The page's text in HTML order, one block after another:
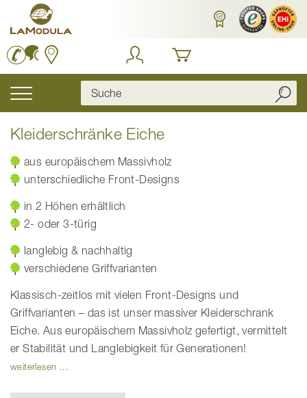
Inhalt
springen
Navigation
Kleiderschränke Eiche
aus europäischem Massivholz
unterschiedliche Front-Designs
in 2 Höhen erhältlich
2- oder 3-türig
langlebig & nachhaltig
verschiedene Griffvarianten
Klassisch-zeitlos mit vielen Front-Designs und
Griffvarianten – das ist unser massiver Kleiderschrank
Eiche. Aus europäischem Massivholz gefertigt, vermittelt
er Stabilität und Langlebigkeit für Generationen!
weiterlesen ...